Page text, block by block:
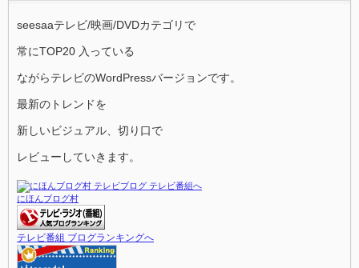
seesaaテレビ/映画/DVDカテゴリで
常にTOP20 入っている
ながらテレビのWordPressバージョンです。
最新のトレンドを
新しいビジュアル、切り口で
レビューしていきます。
にほんブログ村
テレビ番組 ブログランキングへ